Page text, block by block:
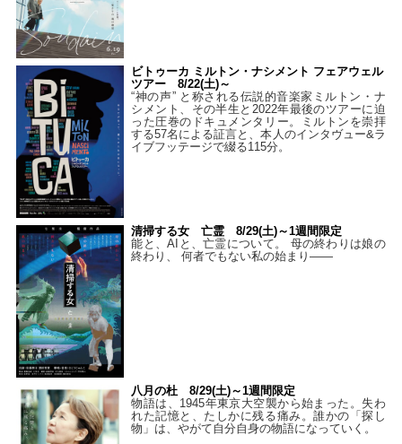
ビトゥーカ ミルトン・ナシメント フェアウェル
ツアー 8/22(土)～
“神の声” と称される伝説的音楽家ミルトン・ナ
シメント、その半生と2022年最後のツアーに迫
った圧巻のドキュメンタリー。ミルトンを崇拝
する57名による証言と、本人のインタヴュー&ラ
イブフッテージで綴る115分。
清掃する女 亡霊 8/29(土)～1週間限定
能と、AIと、亡霊について。 母の終わりは娘の
終わり、 何者でもない私の始まり――
八月の杜 8/29(土)～1週間限定
物語は、1945年東京大空襲から始まった。失わ
れた記憶と、たしかに残る痛み。誰かの「探し
物」は、やがて自分自身の物語になっていく。